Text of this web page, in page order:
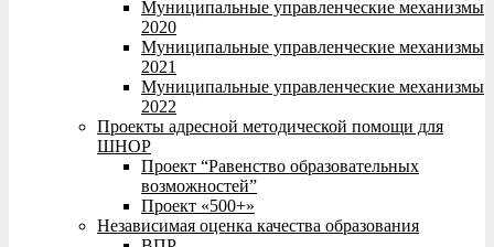
Муниципальные управленческие механизмы
2020
Муниципальные управленческие механизмы
2021
Муниципальные управленческие механизмы
2022
Проекты адресной методической помощи для
ШНОР
Проект “Равенство образовательных
возможностей”
Проект «500+»
Независимая оценка качества образования